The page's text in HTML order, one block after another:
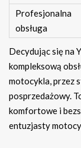
Profesjonalna
obsługa
Decydując się na
kompleksową
motocykla, przez
posprzedażowy.
komfortowe i
entuzjasty